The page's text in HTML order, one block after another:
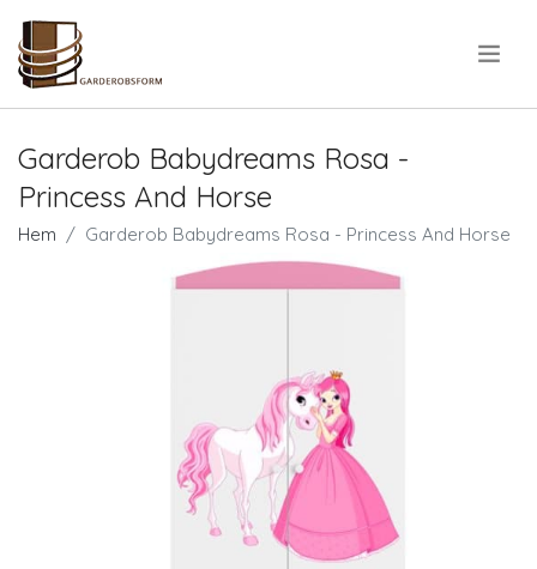
Garderob Babydreams Rosa -
Princess And Horse
Hem Garderob Babydreams Rosa - Princess And Horse